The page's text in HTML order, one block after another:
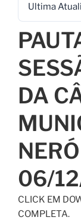
Ultima
DA
06/
CLICK EM
COMPLETA.